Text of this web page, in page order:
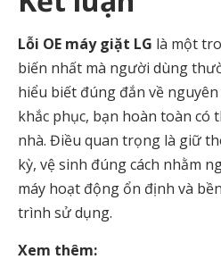
Lỗi OE máy giặt LG là một
biến nhất mà người dùng
hiểu biết đúng đắn về
khắc phục, bạn hoàn toàn có
nhà. Điều quan trọng là giữ
kỳ, vệ sinh đúng cách nhằm
máy hoạt động ổn định và
trình sử dụng.
Xem thêm: